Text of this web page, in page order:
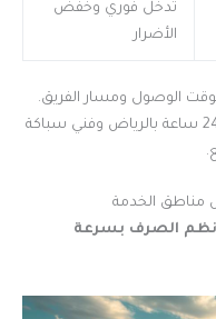
تدخل فوري وخفض
الأضرار
الوصول ومسار الفريق.
إذا احتجت، نوفر سباك صحي 24 ساعة بالرياض وفني سباكة
مناطق الخدمة
نظم الصرف بسرعة